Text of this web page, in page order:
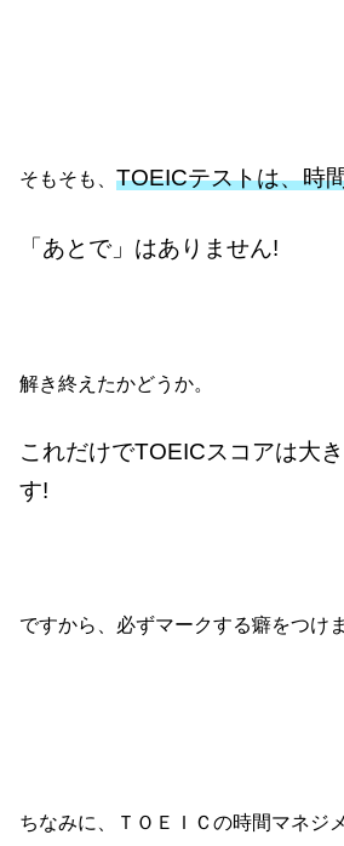
そもそも、TOEICテストは、時
「あとで」はありません!
解き終えたかどうか。
これだけでTOEICスコアは大
す!
ですから、必ずマークする癖をつけ
ちなみに、ＴＯＥＩＣの時間マネジ